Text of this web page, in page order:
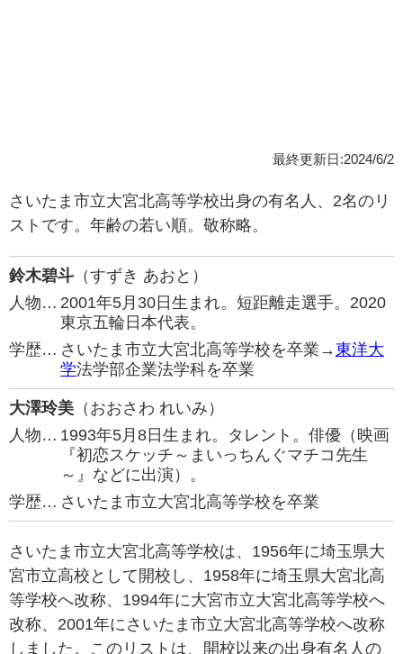
最終更新日:2024/6/2
さいたま市立大宮北高等学校出身の有名人、2名のリ
ストです。年齢の若い順。敬称略。
鈴木碧斗 （すずき あおと）
人物… 2001年5月30日生まれ。短距離走選手。2020
東京五輪日本代表。
学歴… さいたま市立大宮北高等学校を卒業→東洋大
学法学部企業法学科を卒業
大澤玲美 （おおさわ れいみ）
人物… 1993年5月8日生まれ。タレント。俳優（映画
『初恋スケッチ～まいっちんぐマチコ先生
～』などに出演）。
学歴… さいたま市立大宮北高等学校を卒業
さいたま市立大宮北高等学校は、1956年に埼玉県大
宮市立高校として開校し、1958年に埼玉県大宮北高
等学校へ改称、1994年に大宮市立大宮北高等学校へ
改称、2001年にさいたま市立大宮北高等学校へ改称
しました。このリストは、開校以来の出身有名人の